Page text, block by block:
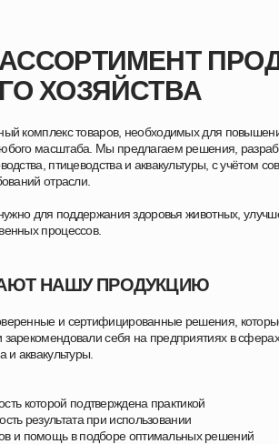
и сертифицированные решения,
себя на предприятиях в сферах
и аквакультуры.
которой подтверждена практикой
результата при использовании
и помощь в подборе оптимальных решений
комплекс товаров, необходимых для
масштаба. Мы предлагаем решения,
птицеводства и аквакультуры, с учётом
отрасли.
для поддержания здоровья животных,
процессов.
НАШУ ПРОДУКЦИЮ
ХОЗЯЙСТВА